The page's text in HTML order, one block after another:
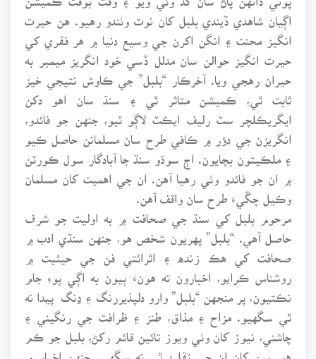
اڳيان شاهدي ڏيندي بلبل کان نوٽ وٺندو رهيو. هن حيرت
انگيز محنت ۽ انگن اکرن جي وسيع دنيا ۾ هر فقري کي
حيرت انگيز حوالن سان مدلل ڏسي خود انگريز ميمبر به
حيران رهجي ويا. آخرڪار “بلبل” جي ڪاوش نتيجي خيز
ثابت ٿي، ڪميشن متاثر ٿي ۽ سنڌ سان اهو دکن
ايگريڪلچر سٽ رليف ايڪٽ لاڳو ٿيو، جنهن جو فائدو،
انگريزن جي دؤر ۾ ڪافي طرح سان مسلمانن حاصل ڪيو
۽ ملڪيتون بچايون. اڄ سوڌو سنڌ جا آبادگار سول ڪورٽن
۾ ان جو فائدو وٺي رهيا آهن. ان جي اهميت کان مسلمان
وڪيل چڱيءَ طرح سان واقف آهن.
مرحوم بلبل کي سنڌ جي صحافت ۾ به اوليت جو شرف
حاصل آهي. “بلبل” پهريون شخص هو، جنهن سنڌي ادب ۾
صحافت کي هڪ زنده ۽ اثرائتي فن جي حيثيت ۾
روشناس ڪرايو، اخبارون ته هونءَ ٻيون به اڳي پوءِ جام
نڪتيون، پر منجهن “بلبل” وارو دلپذيررنگ ۽ ڍنگ پيدا نه
ٿي سگهيو. مزاح ۽ مذاق، طنز ۽ ظرافت جي رنگيني ۽
چاشني، نيوز کان وٺي ويوز تائين قائم رکڻ، بلبل جو ڪم
هو. ٻين کان ان جي تقليد ٿي نه سگهي. جنهن اخبار ۾